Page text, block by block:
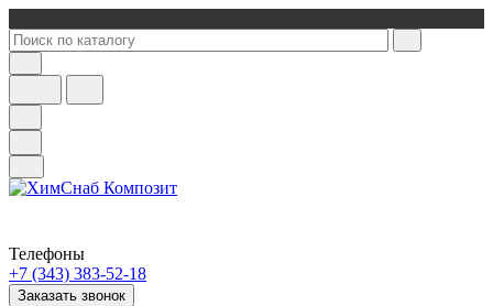
Телефоны
+7 (343) 383-52-18
Заказать звонок